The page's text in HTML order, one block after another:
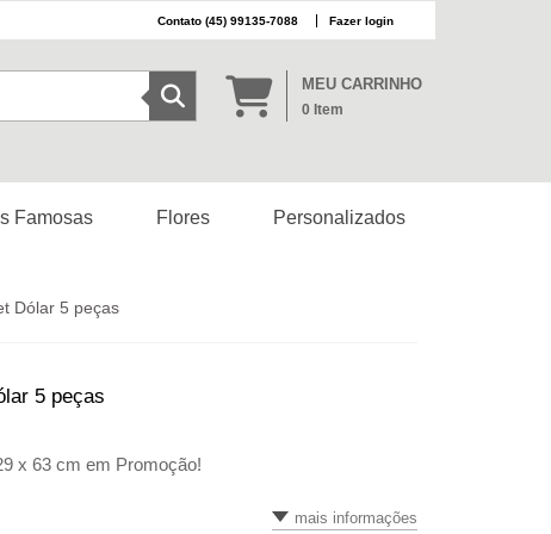
(45) 99135-7088 Fazer login
MEU CARRINHO
0 Item
Famosas Flores Personalizados
Dólar 5 peças
5 peças
x 63 cm em Promoção!
mais informações